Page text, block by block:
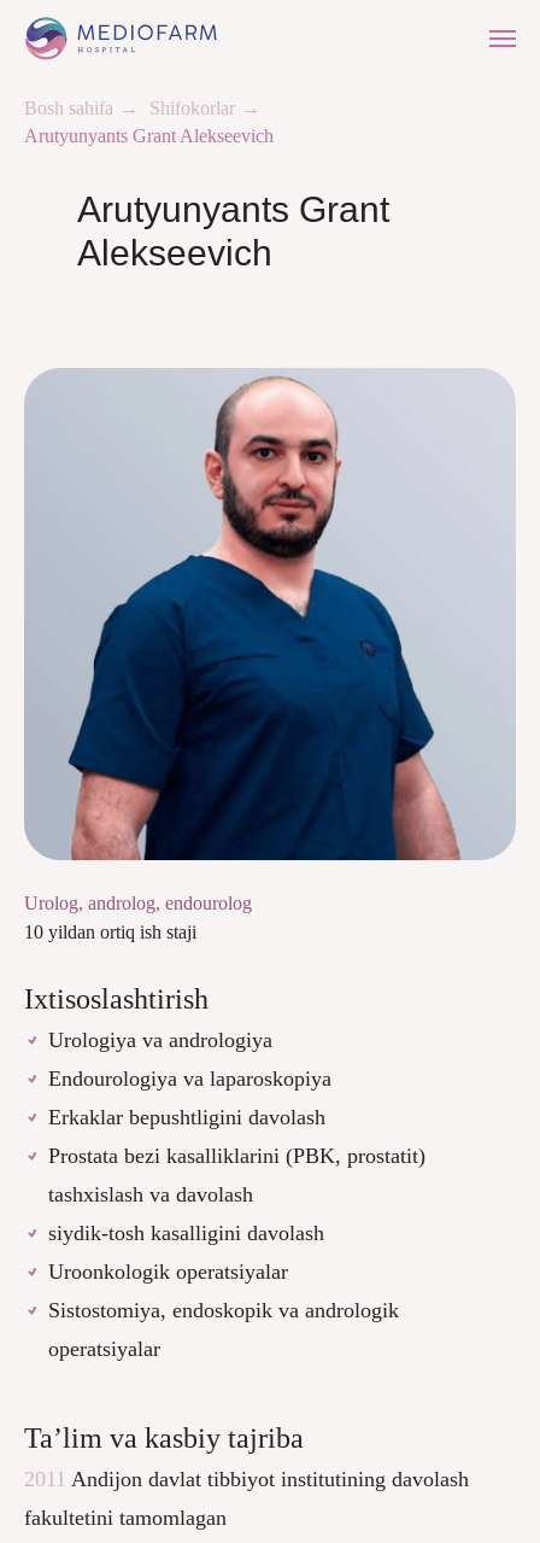
Bosh sahifa → Shifokorlar →
Arutyunyants Grant Alekseevich
Arutyunyants Grant
Alekseevich
Urolog, androlog, endourolog
10 yildan ortiq ish staji
Ixtisoslashtirish
Urologiya va andrologiya
Endourologiya va laparoskopiya
Erkaklar bepushtligini davolash
Prostata bezi kasalliklarini (PBK, prostatit)
tashxislash va davolash
siydik-tosh kasalligini davolash
Uroonkologik operatsiyalar
Sistostomiya, endoskopik va andrologik
operatsiyalar
Ta’lim va kasbiy tajriba
2011 Andijon davlat tibbiyot institutining davolash
fakultetini tamomlagan